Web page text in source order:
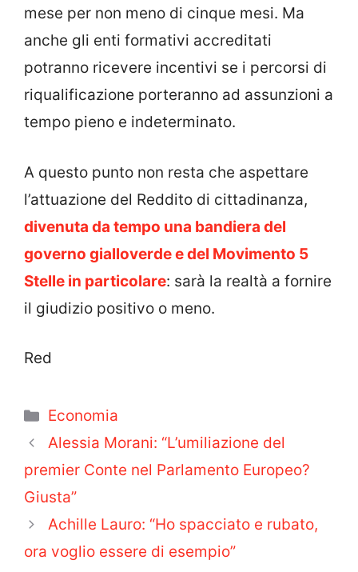
mese per non meno di cinque mesi. Ma
anche gli enti formativi accreditati
potranno ricevere incentivi se i percorsi di
riqualificazione porteranno ad assunzioni a
tempo pieno e indeterminato.
A questo punto non resta che aspettare
l’attuazione del Reddito di cittadinanza,
divenuta da tempo una bandiera del
governo gialloverde e del Movimento 5
Stelle in particolare: sarà la realtà a fornire
il giudizio positivo o meno.
Red
Categorie
Economia
Alessia Morani: “L’umiliazione del
premier Conte nel Parlamento Europeo?
Giusta”
Achille Lauro: “Ho spacciato e rubato,
ora voglio essere di esempio”